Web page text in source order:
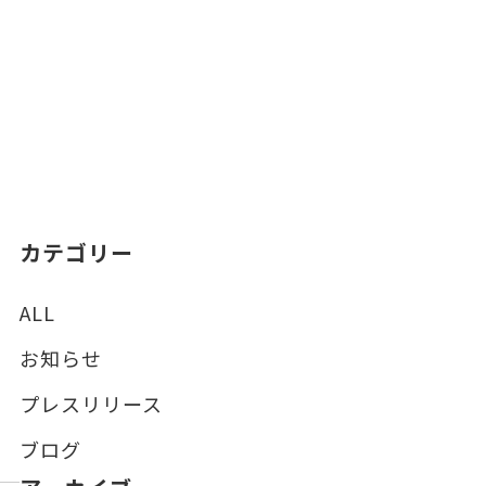
カテゴリー
ALL
お知らせ
プレスリリース
ブログ